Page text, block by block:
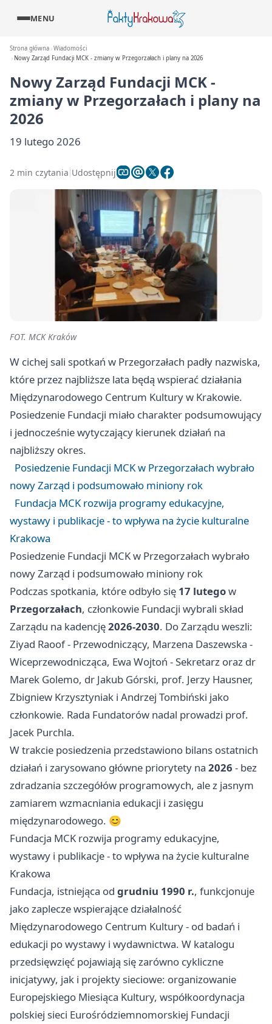
MENU
Strona główna Wiadomości
Nowy Zarząd Fundacji MCK - zmiany w Przegorzałach i plany na 2026
Nowy Zarząd Fundacji MCK -
zmiany w Przegorzałach i plany na
2026
19 lutego 2026
2 min czytania Udostępnij
FOT. MCK Kraków
W cichej sali spotkań w Przegorzałach padły nazwiska,
które przez najbliższe lata będą wspierać działania
Międzynarodowego Centrum Kultury w Krakowie.
Posiedzenie Fundacji miało charakter podsumowujący
i jednocześnie wytyczający kierunek działań na
najbliższy okres.
Posiedzenie Fundacji MCK w Przegorzałach wybrało
nowy Zarząd i podsumowało miniony rok
Fundacja MCK rozwija programy edukacyjne,
wystawy i publikacje - to wpływa na życie kulturalne
Krakowa
Posiedzenie Fundacji MCK w Przegorzałach wybrało
nowy Zarząd i podsumowało miniony rok
Podczas spotkania, które odbyło się 17 lutegow
Przegorzałach, członkowie Fundacji wybrali skład
Zarządu na kadencję2026-2030. Do Zarządu weszli:
Ziyad Raoof - Przewodniczący, Marzena Daszewska -
Wiceprzewodnicząca, Ewa Wojtoń - Sekretarz oraz dr
Marek Golemo, dr Jakub Górski, prof. Jerzy Hausner,
Zbigniew Krzysztyniak i Andrzej Tombiński jako
członkowie. Rada Fundatorów nadal prowadzi prof.
Jacek Purchla.
W trakcie posiedzenia przedstawiono bilans ostatnich
działań i zarysowano główne priorytety na 2026 - bez
zdradzania szczegółów programowych, ale z jasnym
zamiarem wzmacniania edukacji i zasięgu
międzynarodowego. 😊
Fundacja MCK rozwija programy edukacyjne,
wystawy i publikacje - to wpływa na życie kulturalne
Krakowa
Fundacja, istniejąca od grudniu 1990 r., funkcjonuje
jako zaplecze wspierające działalność
Międzynarodowego Centrum Kultury - od badań i
edukacji po wystawy i wydawnictwa. W katalogu
przedsięwzięć pojawiają się zarówno cykliczne
inicjatywy, jak i projekty sieciowe: organizowanie
Europejskiego Miesiąca Kultury, współkoordynacja
polskiej sieci Eurośródziemnomorskiej Fundacji